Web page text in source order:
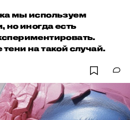
мы используем
но иногда есть
на такой случай.